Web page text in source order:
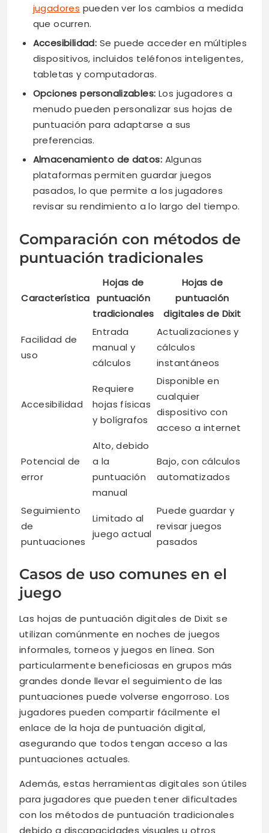
jugadores pueden ver los cambios a medida
que ocurren.
Accesibilidad: Se puede acceder en múltiples
dispositivos, incluidos teléfonos inteligentes,
tabletas y computadoras.
Opciones personalizables: Los jugadores a
menudo pueden personalizar sus hojas de
puntuación para adaptarse a sus
preferencias.
Almacenamiento de datos: Algunas
plataformas permiten guardar juegos
pasados, lo que permite a los jugadores
revisar su rendimiento a lo largo del tiempo.
Comparación con métodos de
puntuación tradicionales
Característica
Hojas de
puntuación
tradicionales
Hojas de
puntuación
digitales de Dixit
Facilidad de
uso
Entrada
manual y
cálculos
Actualizaciones y
cálculos
instantáneos
Accesibilidad
Requiere
hojas físicas
y bolígrafos
Disponible en
cualquier
dispositivo con
acceso a internet
Potencial de
error
Alto, debido
a la
puntuación
manual
Bajo, con cálculos
automatizados
Seguimiento
de
puntuaciones
Limitado al
juego actual
Puede guardar y
revisar juegos
pasados
Casos de uso comunes en el
juego
Las hojas de puntuación digitales de Dixit se
utilizan comúnmente en noches de juegos
informales, torneos y juegos en línea. Son
particularmente beneficiosas en grupos más
grandes donde llevar el seguimiento de las
puntuaciones puede volverse engorroso. Los
jugadores pueden compartir fácilmente el
enlace de la hoja de puntuación digital,
asegurando que todos tengan acceso a las
puntuaciones actuales.
Además, estas herramientas digitales son útiles
para jugadores que pueden tener dificultades
con los métodos de puntuación tradicionales
debido a discapacidades visuales u otros